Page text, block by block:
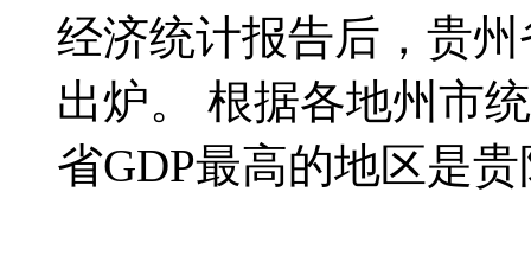
经济统计报告后，贵
出炉。 根据各地州市
省GDP最高的地区是